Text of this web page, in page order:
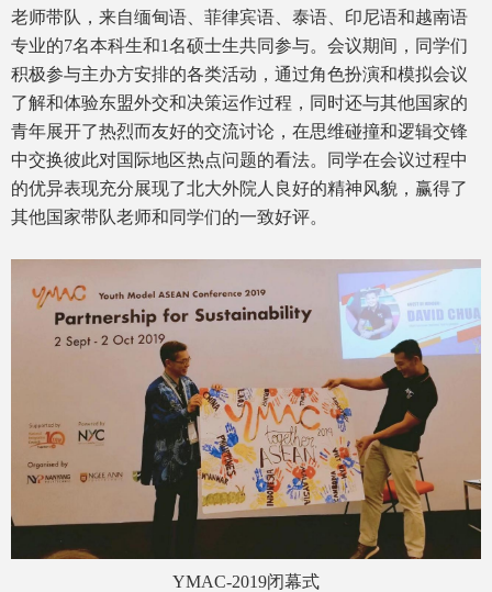
老师带队，来自缅甸语、菲律宾语、泰语、印尼语和越南语
专业的7名本科生和1名硕士生共同参与。会议期间，同学们
积极参与主办方安排的各类活动，通过角色扮演和模拟会议
了解和体验东盟外交和决策运作过程，同时还与其他国家的
青年展开了热烈而友好的交流讨论，在思维碰撞和逻辑交锋
中交换彼此对国际地区热点问题的看法。同学在会议过程中
的优异表现充分展现了北大外院人良好的精神风貌，赢得了
其他国家带队老师和同学们的一致好评。
YMAC-2019闭幕式